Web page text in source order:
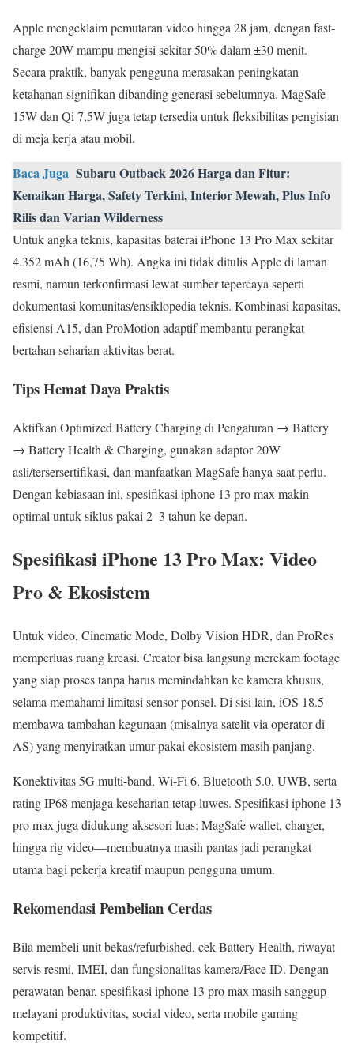
Apple mengeklaim pemutaran video hingga 28 jam, dengan fast-
charge 20W mampu mengisi sekitar 50% dalam ±30 menit.
Secara praktik, banyak pengguna merasakan peningkatan
ketahanan signifikan dibanding generasi sebelumnya. MagSafe
15W dan Qi 7,5W juga tetap tersedia untuk fleksibilitas pengisian
di meja kerja atau mobil.
Baca Juga Subaru Outback 2026 Harga dan Fitur:
Kenaikan Harga, Safety Terkini, Interior Mewah, Plus Info
Rilis dan Varian Wilderness
Untuk angka teknis, kapasitas baterai iPhone 13 Pro Max sekitar
4.352 mAh (16,75 Wh). Angka ini tidak ditulis Apple di laman
resmi, namun terkonfirmasi lewat sumber tepercaya seperti
dokumentasi komunitas/ensiklopedia teknis. Kombinasi kapasitas,
efisiensi A15, dan ProMotion adaptif membantu perangkat
bertahan seharian aktivitas berat.
Tips Hemat Daya Praktis
Aktifkan Optimized Battery Charging di Pengaturan → Battery
→ Battery Health & Charging, gunakan adaptor 20W
asli/tersersertifikasi, dan manfaatkan MagSafe hanya saat perlu.
Dengan kebiasaan ini, spesifikasi iphone 13 pro max makin
optimal untuk siklus pakai 2–3 tahun ke depan.
Spesifikasi iPhone 13 Pro Max: Video
Pro & Ekosistem
Untuk video, Cinematic Mode, Dolby Vision HDR, dan ProRes
memperluas ruang kreasi. Creator bisa langsung merekam footage
yang siap proses tanpa harus memindahkan ke kamera khusus,
selama memahami limitasi sensor ponsel. Di sisi lain, iOS 18.5
membawa tambahan kegunaan (misalnya satelit via operator di
AS) yang menyiratkan umur pakai ekosistem masih panjang.
Konektivitas 5G multi-band, Wi-Fi 6, Bluetooth 5.0, UWB, serta
rating IP68 menjaga keseharian tetap luwes. Spesifikasi iphone 13
pro max juga didukung aksesori luas: MagSafe wallet, charger,
hingga rig video—membuatnya masih pantas jadi perangkat
utama bagi pekerja kreatif maupun pengguna umum.
Rekomendasi Pembelian Cerdas
Bila membeli unit bekas/refurbished, cek Battery Health, riwayat
servis resmi, IMEI, dan fungsionalitas kamera/Face ID. Dengan
perawatan benar, spesifikasi iphone 13 pro max masih sanggup
melayani produktivitas, social video, serta mobile gaming
kompetitif.